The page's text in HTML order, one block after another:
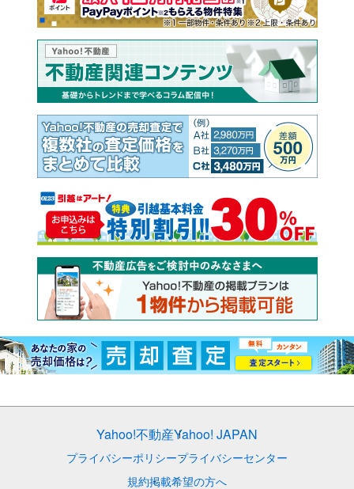
Yahoo!不動産Yahoo! JAPAN
プライバシーポリシープライバシーセンター
規約掲載希望の方へ